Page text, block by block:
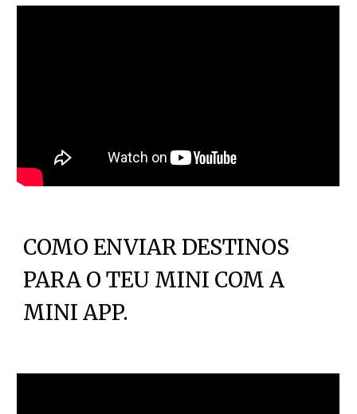
COMO ENVIAR DESTINOS
PARA O TEU MINI COM A
MINI APP.